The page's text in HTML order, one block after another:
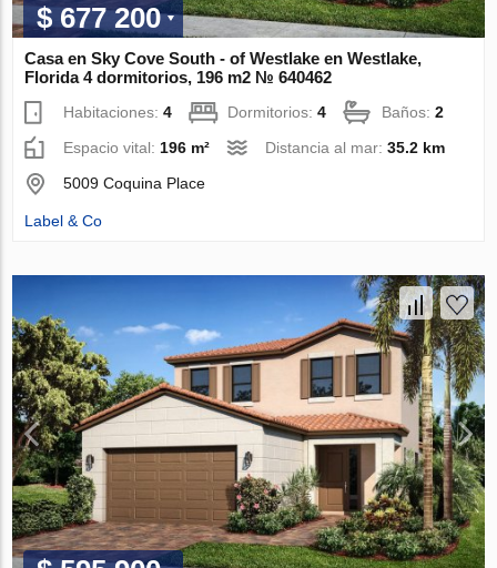
$ 677 200
Casa en Sky Cove South - of Westlake en Westlake,
Florida 4 dormitorios, 196 m2 № 640462
Habitaciones:4 Dormitorios:4 Baños:2
Espacio vital:196 m² Distancia al mar:35.2 km
5009 Coquina Place
Label & Co